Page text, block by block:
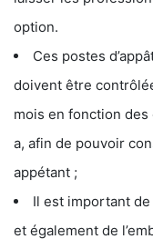
option.
Ces postes
doivent être
mois en fonction
a, afin de pouvoir
appétant ;
Il est important de
et également de